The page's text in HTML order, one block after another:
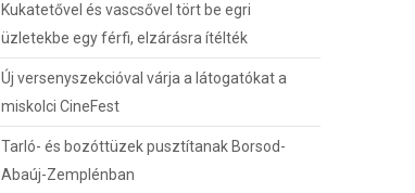
Kukatetővel és vascsővel tört be egri
üzletekbe egy férfi, elzárásra ítélték
Új versenyszekcióval várja a látogatókat a
miskolci CineFest
Tarló- és bozóttüzek pusztítanak Borsod-
Abaúj-Zemplénban